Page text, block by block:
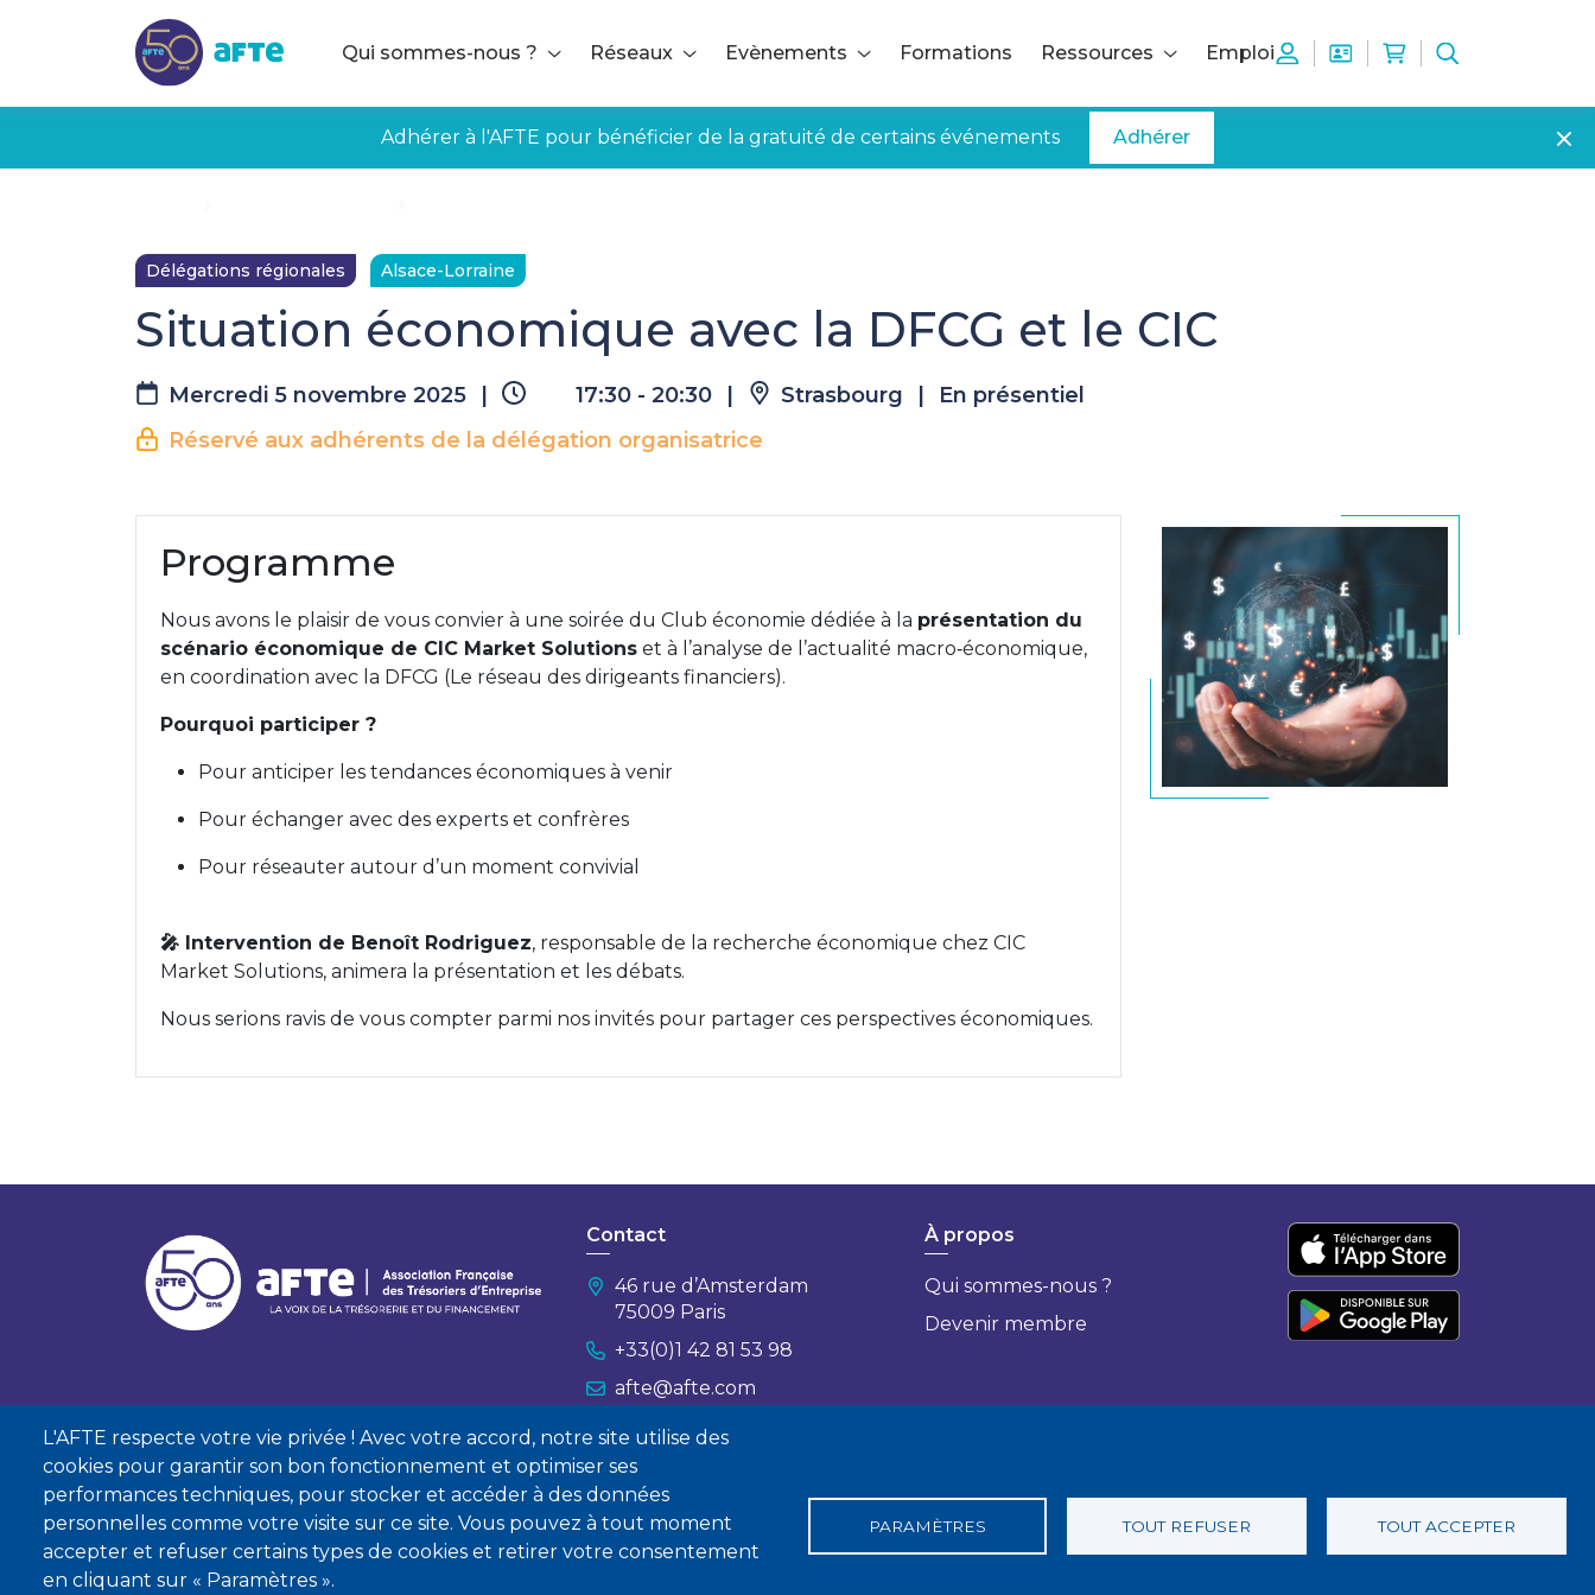
L'AFTE respecte votre vie privée ! Avec votre accord, notre site utilise des
cookies pour garantir son bon fonctionnement et optimiser ses
performances techniques, pour stocker et accéder à des données
personnelles comme votre visite sur ce site. Vous pouvez à tout moment
accepter et refuser certains types de cookies et retirer votre consentement
en cliquant sur « Paramètres ».
PARAMÈTRES TOUT REFUSER TOUT ACCEPTER
Qui sommes-nous ? Réseaux Evènements Formations Ressources Emploi
Adhérer à l'AFTE pour bénéficier de la gratuité de certains événements Adhérer
Délégations régionales Alsace-Lorraine
Situation économique avec la DFCG et le CIC
Mercredi 5 novembre 2025 17:30 - 20:30 Strasbourg
En présentiel
Réservé aux adhérents de la délégation organisatrice
Programme
Nous avons le plaisir de vous convier à une soirée du Club économie dédiée à la présentation du
scénario économique de CIC Market Solutions et à l’analyse de l’actualité macro‑économique,
en coordination avec la DFCG (Le réseau des dirigeants financiers).
Pourquoi participer ?
Pour anticiper les tendances économiques à venir
Pour échanger avec des experts et confrères
Pour réseauter autour d’un moment convivial
🎤 Intervention de Benoît Rodriguez, responsable de la recherche économique chez CIC
Market Solutions, animera la présentation et les débats.
Nous serions ravis de vous compter parmi nos invités pour partager ces perspectives économiques.
Contact
46 rue d’Amsterdam
75009 Paris
+33(0)1 42 81 53 98
afte@afte.com
Nous contacter
À propos
Qui sommes-nous ?
Devenir membre